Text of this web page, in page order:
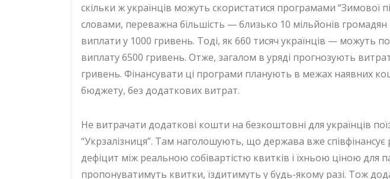
скільки ж українців можуть скористатися програмами “Зимової
словами, переважна більшість — близько 10 мільйонів
виплати у 1000 гривень. Тоді, як 660 тисяч українців — можуть
виплату 6500 гривень. Отже, загалом в уряді прогнозують
гривень. Фінансувати ці програми планують в межах наявних
бюджету, без додаткових витрат.
Не витрачати додаткові кошти на безкоштовні для українців
“Укрзалізниця”. Там наголошують, що держава вже співфінансує
дефіцит між реальною собівартістю квитків і їхньою ціною для
пропонуватимуть квитки, їздитимуть у будь-якому разі. Тож